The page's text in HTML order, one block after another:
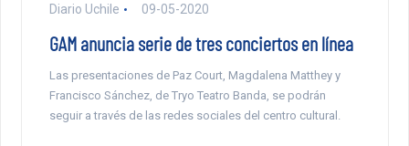
Diario Uchile 09-05-2020
GAM anuncia serie de tres conciertos en línea
Las presentaciones de Paz Court, Magdalena Matthey y
Francisco Sánchez, de Tryo Teatro Banda, se podrán
seguir a través de las redes sociales del centro cultural.